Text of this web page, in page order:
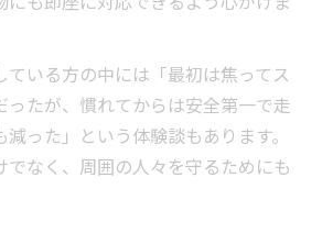
ている方の中には「最初は焦ってス
ったが、慣れてからは安全第一で走
った」という体験談もあります。
でなく、周囲の人々を守るためにも